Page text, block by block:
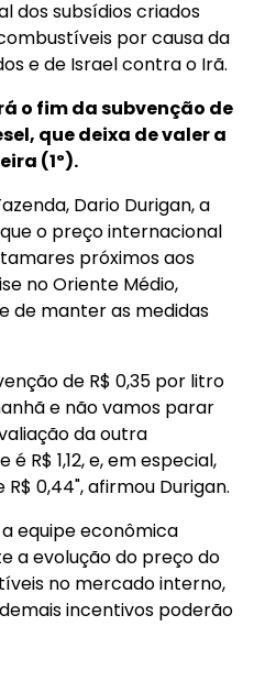
dos subsídios criados
por causa da
e de Israel contra o Irã.
o fim da subvenção de
que deixa de valer a
(1º).
Dario Durigan, a
o preço internacional
próximos aos
no Oriente Médio,
de manter as medidas
de R$ 0,35 por litro
e não vamos parar
da outra
R$ 1,12, e, em especial,
0,44", afirmou Durigan.
equipe econômica
a evolução do preço do
no mercado interno,
incentivos poderão